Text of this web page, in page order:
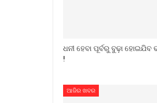
ଧନୀ ହେବା ପୂର୍ବରୁ ବୁଢ଼ା ହୋଇଯିବ
!
ଆଜିର ଖବର